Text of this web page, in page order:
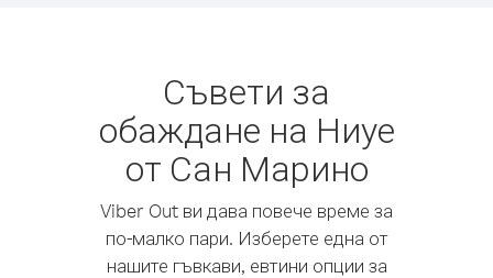
Съвети за
обаждане на Ниуе
от Сан Марино
Viber Out ви дава повече време за
по-малко пари. Изберете една от
нашите гъвкави, евтини опции за